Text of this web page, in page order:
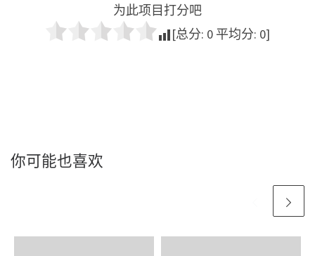
为此项目打分吧
[总分: 0 平均分: 0]
你可能也喜欢